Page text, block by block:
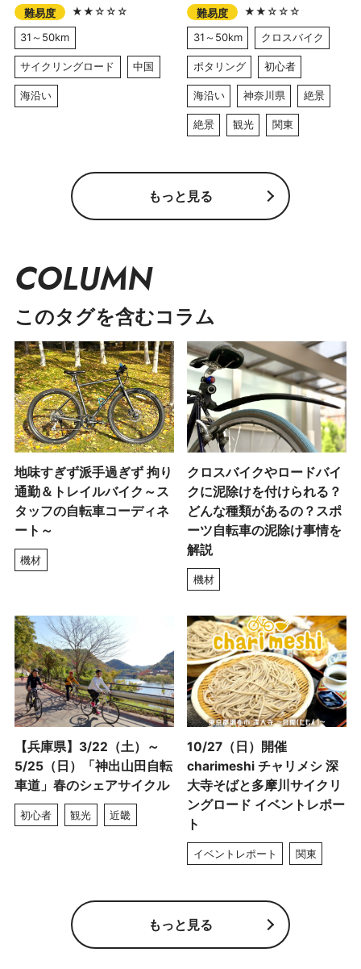
難易度
★★☆☆☆
31～50km
サイクリングロード 中国
海沿い
難易度
★★☆☆☆
31～50km
クロスバイク
ポタリング 初心者
海沿い 神奈川県 絶景
絶景 観光 関東
もっと見る
COLUMN
このタグを含むコラム
地味すぎず派手過ぎず 拘り
通勤＆トレイルバイク～ス
タッフの自転車コーディネ
ート～
機材
クロスバイクやロードバイ
クに泥除けを付けられる？
どんな種類があるの？スポ
ーツ自転車の泥除け事情を
解説
機材
【兵庫県】3/22（土）～
5/25（日）「神出山田自転
車道」春のシェアサイクル
初心者 観光 近畿
10/27（日）開催
charimeshi チャリメシ 深
大寺そばと多摩川サイクリ
ングロード イベントレポー
ト
イベントレポート 関東
もっと見る